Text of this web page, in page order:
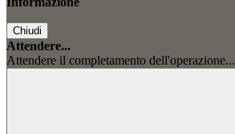
Chiudi
Attendere...
Attendere il completamento dell'operazione...